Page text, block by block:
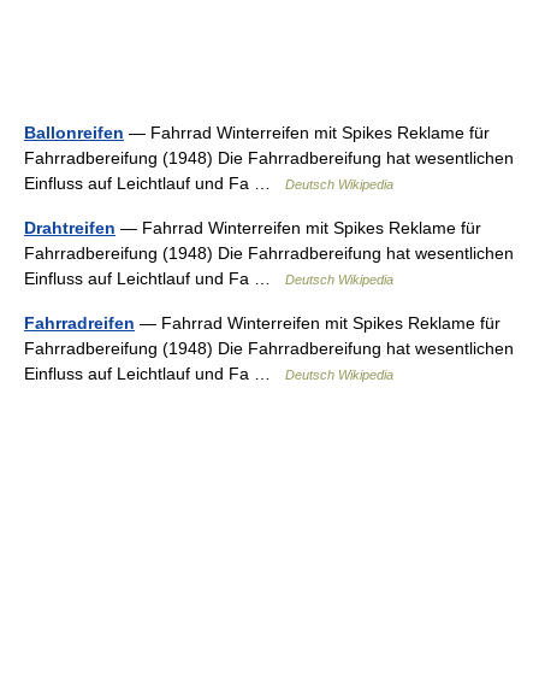
Ballonreifen — Fahrrad Winterreifen mit Spikes Reklame für
Fahrradbereifung (1948) Die Fahrradbereifung hat wesentlichen
Einfluss auf Leichtlauf und Fa …
Deutsch Wikipedia
Drahtreifen — Fahrrad Winterreifen mit Spikes Reklame für
Fahrradbereifung (1948) Die Fahrradbereifung hat wesentlichen
Einfluss auf Leichtlauf und Fa …
Deutsch Wikipedia
Fahrradreifen — Fahrrad Winterreifen mit Spikes Reklame für
Fahrradbereifung (1948) Die Fahrradbereifung hat wesentlichen
Einfluss auf Leichtlauf und Fa …
Deutsch Wikipedia